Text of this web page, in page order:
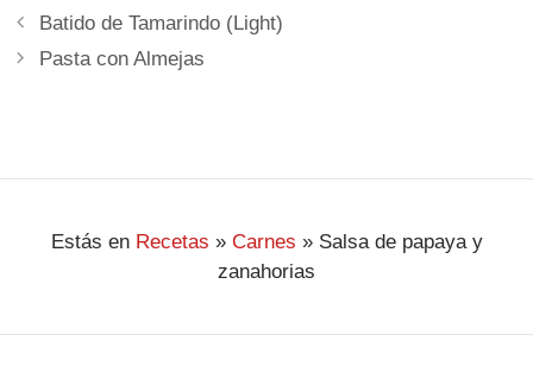
Batido de Tamarindo (Light)
Pasta con Almejas
Estás en Recetas » Carnes » Salsa de papaya y
zanahorias